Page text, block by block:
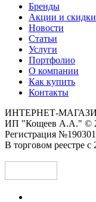
Бренды
Акции и скидки
Новости
Статьи
Услуги
Портфолио
О компании
Как купить
Контакты
ИНТЕРНЕТ-
ИП "Кощеев А.А." ©
Регистрация
В торговом реестре с